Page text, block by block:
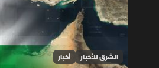
الشرق للأخبار أخبار